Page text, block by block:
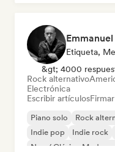
&gt; 4000
Rock alternativo
Electrónica
Escribir artículos
Piano solo Rock
Indie pop
Indie rock
Neo / Clásico Moderno